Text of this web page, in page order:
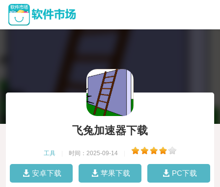
飞兔加速器下载
工具 时间：2025-09-14
安卓下载 苹果下载 PC下载